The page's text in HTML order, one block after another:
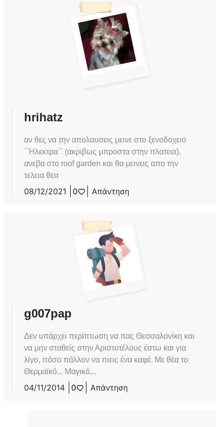
hrihatz
αν θες να την απολαυσεις μεινε στο ξενοδοχειο
΄΄Ηλεκτρα΄΄ (ακριβως μπροστα στην πλατεια),
ανεβα στο roof garden και θα μεινεις απο την
τελεια θεα
08/12/2021 0 Απάντηση
g007pap
Δεν υπάρχει περίπτωση να πας Θεσσαλονίκη και
να μην σταθείς στην Αριστοτέλους έστω και για
λίγο, πόσο πάλλον να πιεις ένα καφέ. Με θέα το
Θερμαϊκό... Μαγικό...
04/11/2014 0 Απάντηση